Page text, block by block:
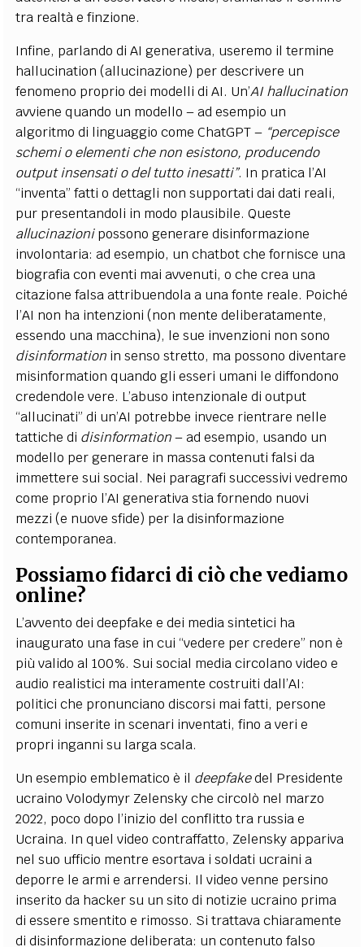
tra realtà e finzione.
Infine, parlando di AI generativa, useremo il termine
hallucination (allucinazione) per descrivere un
fenomeno proprio dei modelli di AI. Un’AI hallucination
avviene quando un modello – ad esempio un
algoritmo di linguaggio come ChatGPT – “percepisce
schemi o elementi che non esistono, producendo
output insensati o del tutto inesatti”. In pratica l’AI
“inventa” fatti o dettagli non supportati dai dati reali,
pur presentandoli in modo plausibile. Queste
allucinazionipossono generare disinformazione
involontaria: ad esempio, un chatbot che fornisce una
biografia con eventi mai avvenuti, o che crea una
citazione falsa attribuendola a una fonte reale. Poiché
l’AI non ha intenzioni (non mente deliberatamente,
essendo una macchina), le sue invenzioni non sono
disinformation in senso stretto, ma possono diventare
misinformation quando gli esseri umani le diffondono
credendole vere. L’abuso intenzionale di output
“allucinati” di un’AI potrebbe invece rientrare nelle
tattiche di disinformation– ad esempio, usando un
modello per generare in massa contenuti falsi da
immettere sui social. Nei paragrafi successivi vedremo
come proprio l’AI generativa stia fornendo nuovi
mezzi (e nuove sfide) per la disinformazione
contemporanea.
Possiamo fidarci di ciò che vediamo
online?
L’avvento dei deepfake e dei media sintetici ha
inaugurato una fase in cui “vedere per credere” non è
più valido al 100%. Sui social media circolano video e
audio realistici ma interamente costruiti dall’AI:
politici che pronunciano discorsi mai fatti, persone
comuni inserite in scenari inventati, fino a veri e
propri inganni su larga scala.
Un esempio emblematico è il deepfakedel Presidente
ucraino Volodymyr Zelensky che circolò nel marzo
2022, poco dopo l’inizio del conflitto tra russia e
Ucraina. In quel video contraffatto, Zelensky appariva
nel suo ufficio mentre esortava i soldati ucraini a
deporre le armi e arrendersi. Il video venne persino
inserito da hacker su un sito di notizie ucraino prima
di essere smentito e rimosso. Si trattava chiaramente
di disinformazione deliberata: un contenuto falso